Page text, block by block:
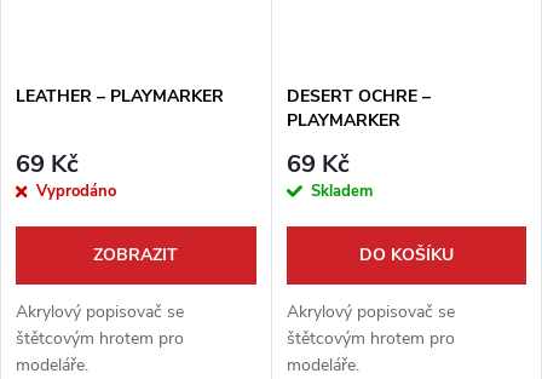
LEATHER – PLAYMARKER
69 Kč
Vyprodáno
ZOBRAZIT
Akrylový popisovač se
štětcovým hrotem pro
modeláře.
DESERT OCHRE –
PLAYMARKER
69 Kč
Skladem
DO KOŠÍKU
Akrylový popisovač se
štětcovým hrotem pro
modeláře.